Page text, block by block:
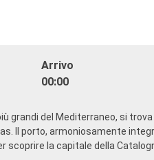
Arrivo
00:00
grandi del Mediterraneo, si trova
Il porto, armoniosamente
scoprire la capitale della